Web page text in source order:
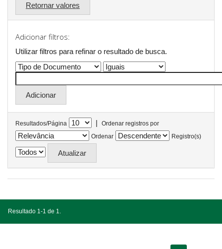
Retornar valores
Adicionar filtros:
Utilizar filtros para refinar o resultado de busca.
Resultados/Página |
Ordenar registros por
Ordenar
Registro(s)
Resultado 1-1 de 1.